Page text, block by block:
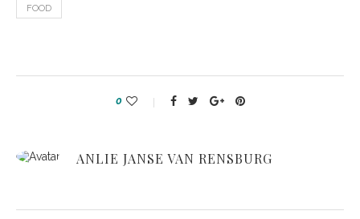
FOOD
0
ANLIE JANSE VAN RENSBURG